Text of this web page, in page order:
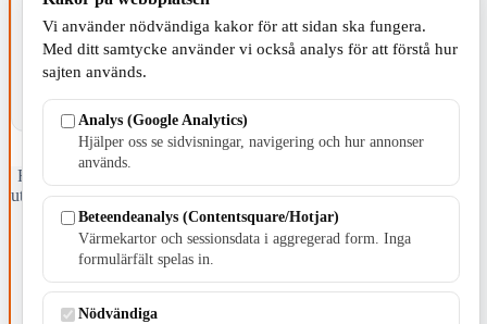
Fristående webbtidningsföretag grundat 1991 som sedan 2002 ger
ut tidningen Skillingaryd.nu och 2010 lanserades Värnamo.nu. Från
april 2026 omfattar Skillingaryd.nu tre kommuner: Gnosjö,
Värnamo och Vaggeryds kommun.
E-post: redaktionen@skillingaryd.nu
Postadress: Gisslaköp 1, 568 92 Skillingaryd
Vi använder nödvändiga kakor för att sidan ska fungera.
Med ditt samtycke använder vi också analys för att förstå hur
sajten används.
Analys (Google Analytics)
Hjälper oss se sidvisningar, navigering och hur annonser
används.
Beteendeanalys (Contentsquare/Hotjar)
Värmekartor och sessionsdata i aggregerad form. Inga
formulärfält spelas in.
Nödvändiga